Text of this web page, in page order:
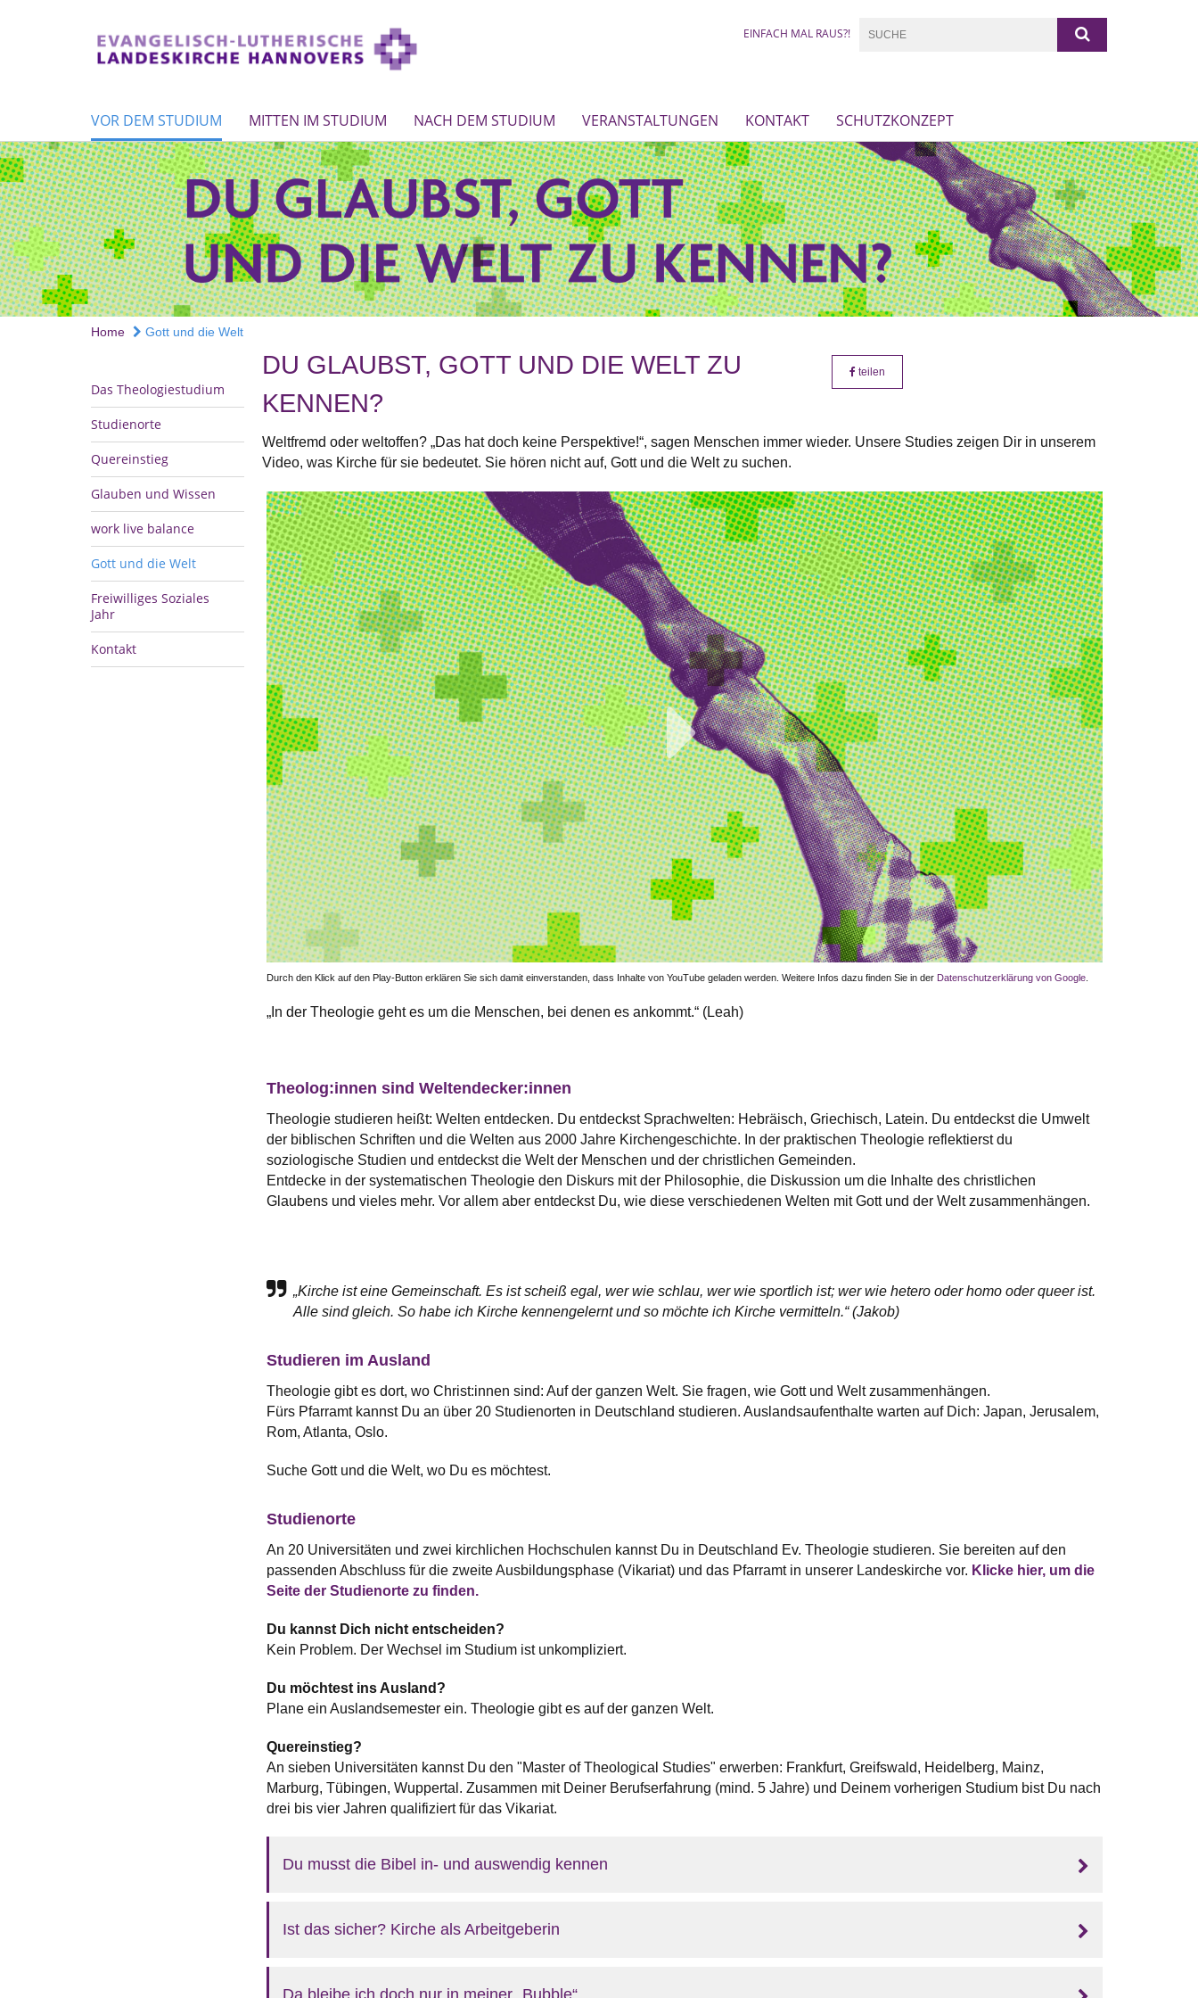
EINFACH MAL RAUS?!
VOR DEM STUDIUM MITTEN IM STUDIUM NACH DEM STUDIUM VERANSTALTUNGEN KONTAKT SCHUTZKONZEPT
Home Gott und die Welt
Das Theologiestudium
Studienorte
Quereinstieg
Glauben und Wissen
work live balance
Gott und die Welt
Freiwilliges Soziales
Jahr
Kontakt
DU GLAUBST, GOTT UND DIE WELT ZU
KENNEN?
teilen
Weltfremd oder weltoffen? „Das hat doch keine Perspektive!“, sagen Menschen immer wieder. Unsere Studies zeigen Dir in unserem
Video, was Kirche für sie bedeutet. Sie hören nicht auf, Gott und die Welt zu suchen.
Durch den Klick auf den Play-Button erklären Sie sich damit einverstanden, dass Inhalte von YouTube geladen werden. Weitere Infos dazu finden Sie in der Datenschutzerklärung von Google.
„In der Theologie geht es um die Menschen, bei denen es ankommt.“ (Leah)
Theolog:innen sind Weltendecker:innen
Theologie studieren heißt: Welten entdecken. Du entdeckst Sprachwelten: Hebräisch, Griechisch, Latein. Du entdeckst die Umwelt
der biblischen Schriften und die Welten aus 2000 Jahre Kirchengeschichte. In der praktischen Theologie reflektierst du
soziologische Studien und entdeckst die Welt der Menschen und der christlichen Gemeinden.
Entdecke in der systematischen Theologie den Diskurs mit der Philosophie, die Diskussion um die Inhalte des christlichen
Glaubens und vieles mehr. Vor allem aber entdeckst Du, wie diese verschiedenen Welten mit Gott und der Welt zusammenhängen.
„Kirche ist eine Gemeinschaft. Es ist scheiß egal, wer wie schlau, wer wie sportlich ist; wer wie hetero oder homo oder queer ist.
Alle sind gleich. So habe ich Kirche kennengelernt und so möchte ich Kirche vermitteln.“ (Jakob)
Studieren im Ausland
Theologie gibt es dort, wo Christ:innen sind: Auf der ganzen Welt. Sie fragen, wie Gott und Welt zusammenhängen.
Fürs Pfarramt kannst Du an über 20 Studienorten in Deutschland studieren. Auslandsaufenthalte warten auf Dich: Japan, Jerusalem,
Rom, Atlanta, Oslo.
Suche Gott und die Welt, wo Du es möchtest.
Studienorte
An 20 Universitäten und zwei kirchlichen Hochschulen kannst Du in Deutschland Ev. Theologie studieren. Sie bereiten auf den
passenden Abschluss für die zweite Ausbildungsphase (Vikariat) und das Pfarramt in unserer Landeskirche vor. Klicke hier, um die
Seite der Studienorte zu finden.
Du kannst Dich nicht entscheiden?
Kein Problem. Der Wechsel im Studium ist unkompliziert.
Du möchtest ins Ausland?
Plane ein Auslandsemester ein. Theologie gibt es auf der ganzen Welt.
Quereinstieg?
An sieben Universitäten kannst Du den "Master of Theological Studies" erwerben: Frankfurt, Greifswald, Heidelberg, Mainz,
Marburg, Tübingen, Wuppertal. Zusammen mit Deiner Berufserfahrung (mind. 5 Jahre) und Deinem vorherigen Studium bist Du nach
drei bis vier Jahren qualifiziert für das Vikariat.
Du musst die Bibel in- und auswendig kennen
Ist das sicher? Kirche als Arbeitgeberin